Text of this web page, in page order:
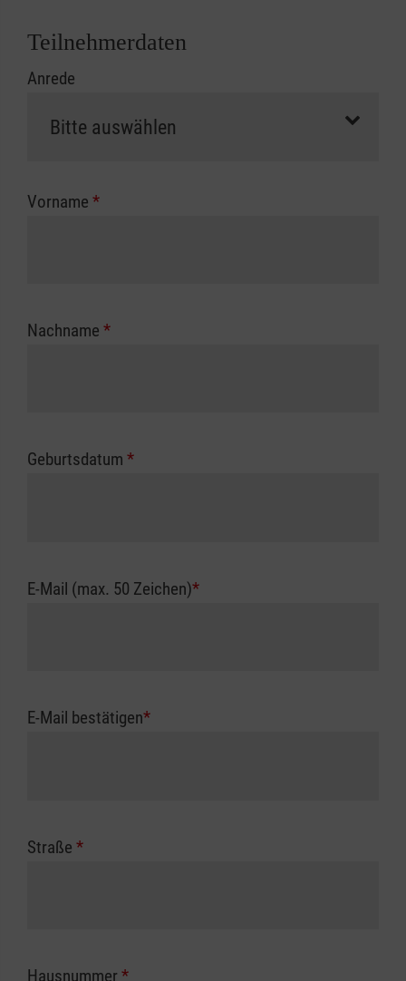
Abrechnungsunterlagen spätestens zu
erfolgt eine Abrechnung der vollen Kursgebühr
Die notwendigen Formulare für die
zuständigen Berufsgenossenschaft oder
Teilnehmerdaten
Anrede
Vorname *
Nachname *
Geburtsdatum *
E-Mail (max. 50 Zeichen)*
E-Mail bestätigen*
Straße *
Hausnummer *